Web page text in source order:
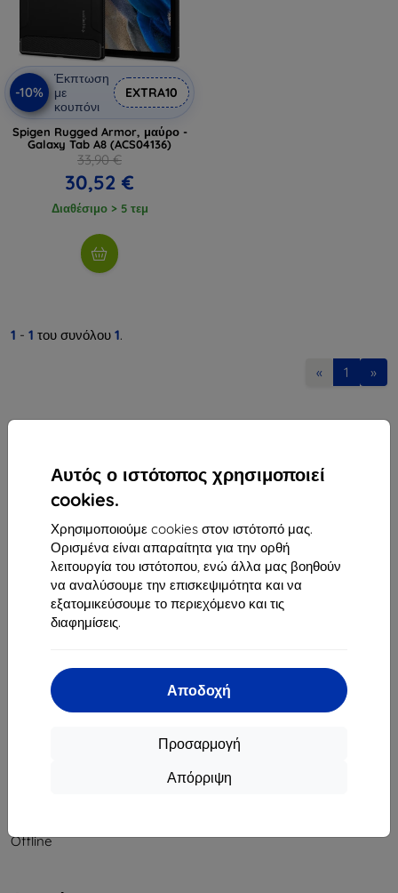
Αυτός ο ιστότοπος χρησιμοποιεί
cookies.
Χρησιμοποιούμε cookies στον ιστότοπό μας.
Ορισμένα είναι απαραίτητα για την ορθή
λειτουργία του ιστότοπου, ενώ άλλα μας βοηθούν
να αναλύσουμε την επισκεψιμότητα και να
εξατομικεύσουμε το περιεχόμενο και τις
διαφημίσεις.
Αποδοχή
Προσαρμογή
Απόρριψη
-10%
Έκπτωση
με
κουπόνι
EXTRA10
Spigen Rugged Armor, μαύρο -
Galaxy Tab A8 (ACS04136)
33,90 €
30,52 €
Διαθέσιμο > 5 τεμ
1 - 1 του συνόλου 1.
« 1 »
Οδός Rudolfa Mocka 3750/2A
841 04 Bratislava
Αριθμός Μητρώου Εταιρείας:46701494
ΑΦΜ ΦΠΑ:SK2023549671
Επικοινωνία
info@top4mobile.eu
Offline